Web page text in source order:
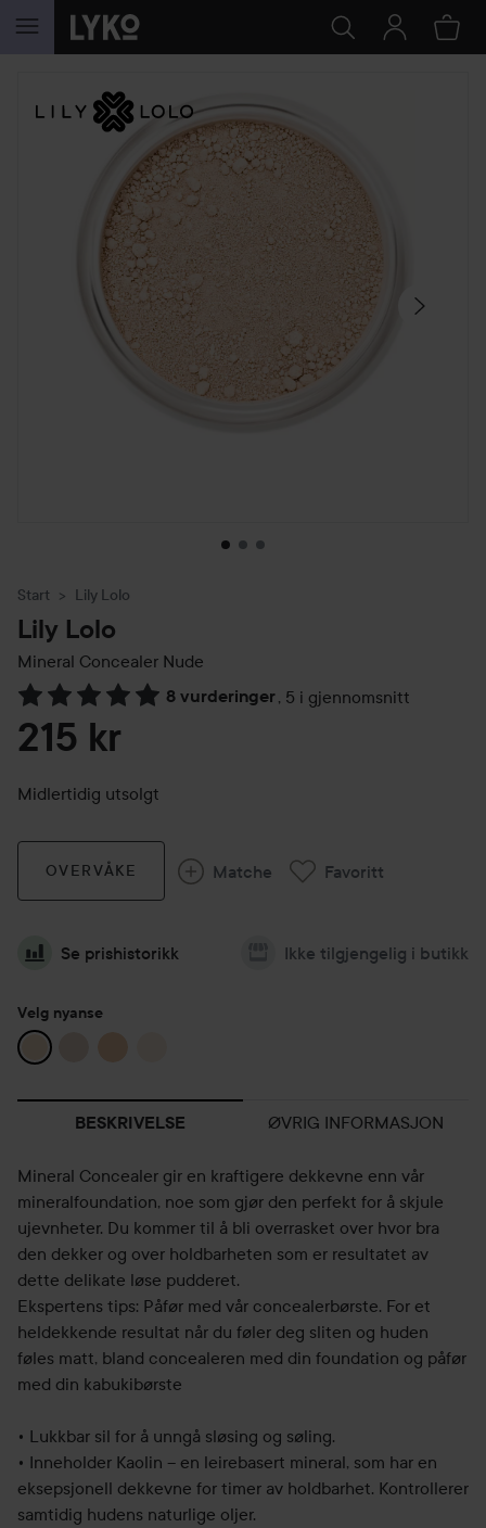
GÅ TIL INNHOLD
HOPP OVER SEKSJON
Start Lily Lolo
Lily Lolo
Mineral Concealer Nude
8 vurderinger, 5 i gjennomsnitt
Gå til Vurderinger & anmeldelser
215 kr
Midlertidig utsolgt
OVERVÅKE Matche Favoritt
Se prishistorikk Ikke tilgjengelig i butikk
Velg nyanse
BESKRIVELSE ØVRIG INFORMASJON
Mineral Concealer gir en kraftigere dekkevne enn vår
mineralfoundation, noe som gjør den perfekt for å skjule
ujevnheter. Du kommer til å bli overrasket over hvor bra
den dekker og over holdbarheten som er resultatet av
dette delikate løse pudderet.
Ekspertens tips: Påfør med vår concealerbørste. For et
heldekkende resultat når du føler deg sliten og huden
føles matt, bland concealeren med din foundation og påfør
med din kabukibørste
• Lukkbar sil for å unngå sløsing og søling.
• Inneholder Kaolin – en leirebasert mineral, som har en
eksepsjonell dekkevne for timer av holdbarhet. Kontrollerer
samtidig hudens naturlige oljer.